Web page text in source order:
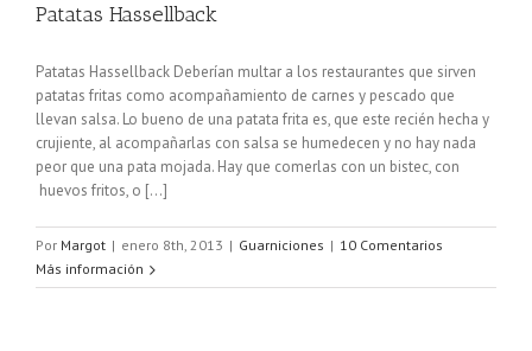
Patatas Hassellback
Patatas Hassellback Deberían multar a los restaurantes que sirven
patatas fritas como acompañamiento de carnes y pescado que
llevan salsa. Lo bueno de una patata frita es, que este recién hecha y
crujiente, al acompañarlas con salsa se humedecen y no hay nada
peor que una pata mojada. Hay que comerlas con un bistec, con
huevos fritos, o [...]
Por Margot | enero 8th, 2013 | Guarniciones | 10 Comentarios
Más información